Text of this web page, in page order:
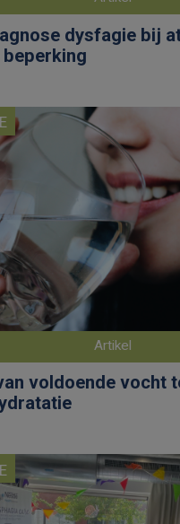
dysfagie bij
beperking
Artikel
voldoende vocht